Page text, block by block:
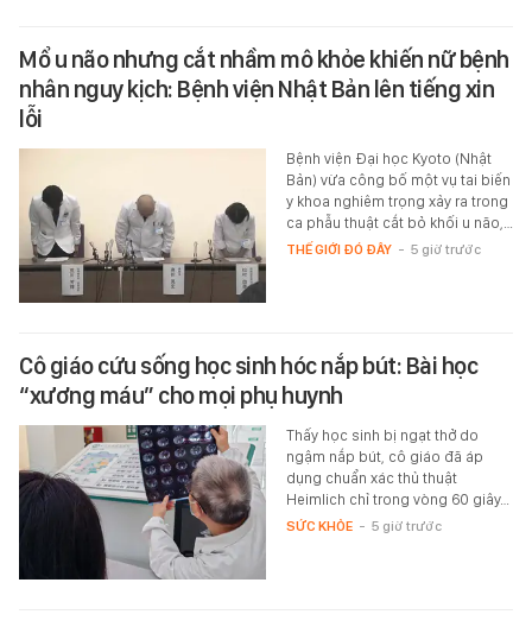
Mổ u não nhưng cắt nhầm mô khỏe khiến nữ bệnh
nhân nguy kịch: Bệnh viện Nhật Bản lên tiếng xin
lỗi
Bệnh viện Đại học Kyoto (Nhật
Bản) vừa công bố một vụ tai biến
y khoa nghiêm trọng xảy ra trong
ca phẫu thuật cắt bỏ khối u não,…
THẾ GIỚI ĐÓ ĐÂY - 5 giờ trước
Cô giáo cứu sống học sinh hóc nắp bút: Bài học
“xương máu” cho mọi phụ huynh
Thấy học sinh bị ngạt thở do
ngậm nắp bút, cô giáo đã áp
dụng chuẩn xác thủ thuật
Heimlich chỉ trong vòng 60 giây…
SỨC KHỎE - 5 giờ trước